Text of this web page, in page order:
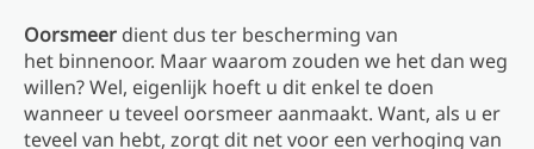
Oorsmeer dient dus ter bescherming van
het binnenoor. Maar waarom zouden we het dan weg
willen? Wel, eigenlijk hoeft u dit enkel te doen
wanneer u teveel oorsmeer aanmaakt. Want, als u er
teveel van hebt, zorgt dit net voor een verhoging van